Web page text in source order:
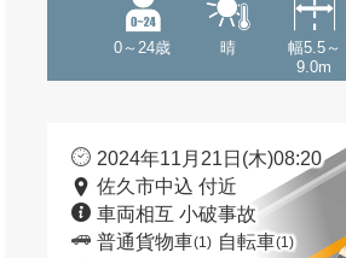
0～24歳 晴
幅5.5～
9.0m
2024年11月21日(木)08:20
佐久市中込 付近
車両相互 小破事故
普通貨物車(1) 自転車(1)